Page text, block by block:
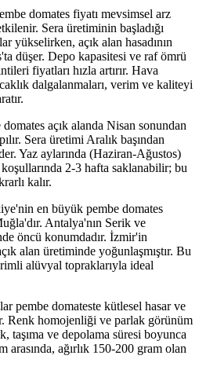
domates fiyatı mevsimsel arz
Sera üretiminin başladığı
yükselirken, açık alan hasadının
düşer. Depo kapasitesi ve raf ömrü
fiyatları hızla artırır. Hava
dalgalanmaları, verim ve kaliteyi
domates açık alanda Nisan sonundan
Sera üretimi Aralık başından
Yaz aylarında (Haziran-Ağustos)
2-3 hafta saklanabilir; bu
kalır.
en büyük pembe domates
Antalya'nın Serik ve
öncü konumdadır. İzmir'in
alan üretiminde yoğunlaşmıştır. Bu
alüvyal topraklarıyla ideal
pembe domateste kütlesel hasar ve
Renk homojenliği ve parlak görünüm
taşıma ve depolama süresi boyunca
ağırlık 150-200 gram olan